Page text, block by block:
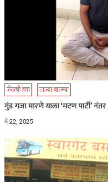
जेलची हवा ताज्या बातम्या
गुंड गजा मारणे याला ‘मटण पार्टी’
मे 22, 2025